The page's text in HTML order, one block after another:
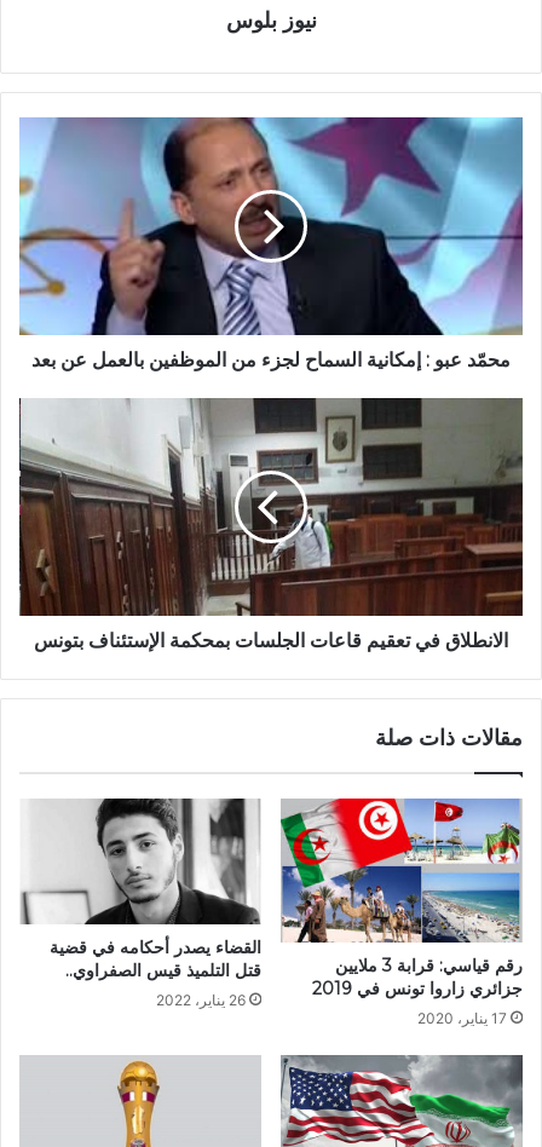
نيوز بلوس
محمّد عبو : إمكانية السماح لجزء من الموظفين بالعمل عن بعد
الانطلاق في تعقيم قاعات الجلسات بمحكمة الإستئناف بتونس
مقالات ذات صلة
رقم قياسي: قرابة 3 ملايين
جزائري زاروا تونس في 2019
17 يناير، 2020
القضاء يصدر أحكامه في قضية
قتل التلميذ قيس الصفراوي..
26 يناير، 2022